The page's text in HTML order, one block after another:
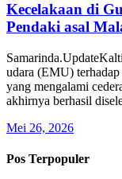
Kecelakaan di
Pendaki asal
udara (EMU) terhadap
yang mengalami
akhirnya berhasil
Mei 26, 2026
Pos Terpopuler